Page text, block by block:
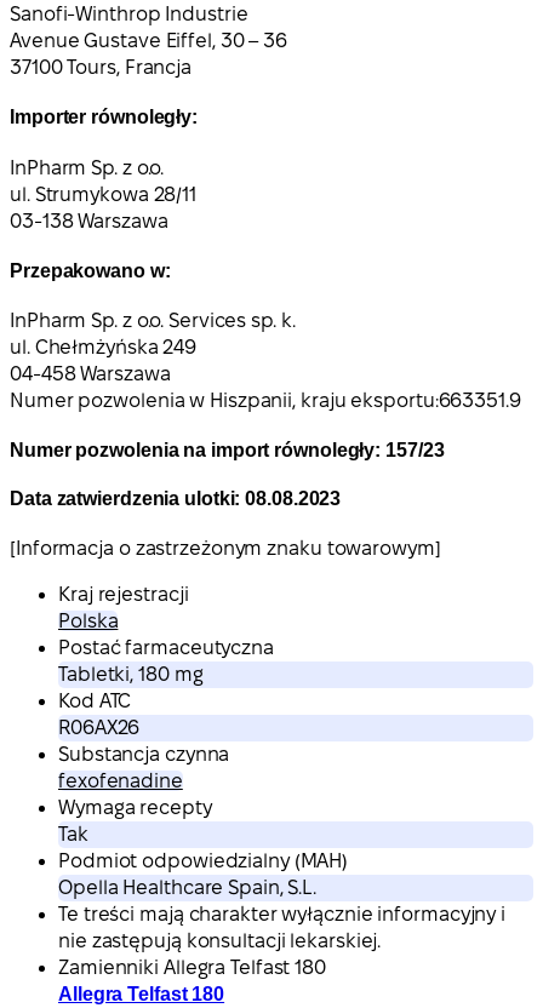
Sanofi-Winthrop Industrie
Avenue Gustave Eiffel, 30 – 36
37100 Tours, Francja
Importer równoległy:
InPharm Sp. z o.o.
ul. Strumykowa 28/11
03-138 Warszawa
Przepakowano w:
InPharm Sp. z o.o. Services sp. k.
ul. Chełmżyńska 249
04-458 Warszawa
Numer pozwolenia w Hiszpanii, kraju eksportu:663351.9
Numer pozwolenia na import równoległy: 157/23
Data zatwierdzenia ulotki: 08.08.2023
[Informacja o zastrzeżonym znaku towarowym]
Kraj rejestracji
Polska
Postać farmaceutyczna
Tabletki, 180 mg
Kod ATC
R06AX26
Substancja czynna
fexofenadine
Wymaga recepty
Tak
Podmiot odpowiedzialny (MAH)
Opella Healthcare Spain, S.L.
Te treści mają charakter wyłącznie informacyjny i
nie zastępują konsultacji lekarskiej.
Zamienniki Allegra Telfast 180
Allegra Telfast 180